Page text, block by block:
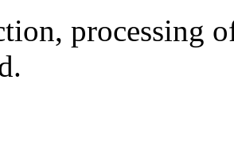
processing